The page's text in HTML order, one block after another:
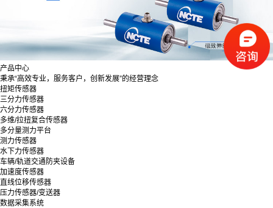
产品中心
秉承“高效专业，服务客户，创新发展”的经营理念
扭矩传感器
三分力传感器
六分力传感器
多维/拉扭复合传感器
多分量测力平台
测力传感器
水下力传感器
车辆/轨道交通防夹设备
加速度传感器
直线位移传感器
压力传感器/变送器
数据采集系统